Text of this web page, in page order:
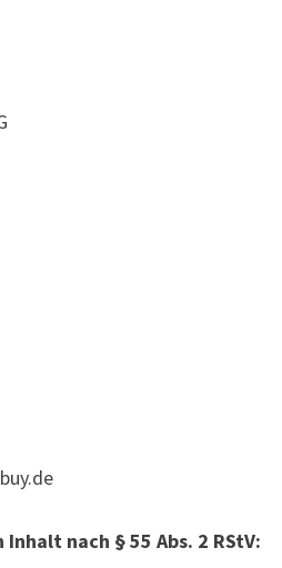
nach § 55 Abs. 2 RStV: